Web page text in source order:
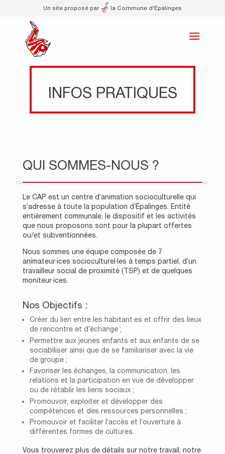
Un site proposé par la Commune d'Epalinges
INFOS PRATIQUES
QUI SOMMES-NOUS ?
Le CAP est un centre d’animation socioculturelle qui
s’adresse à toute la population d’Épalinges. Entité
entièrement communale, le dispositif et les activités
que nous proposons sont pour la plupart offertes
ou/et subventionnées.
Nous sommes une équipe composée de 7
animateur·ices socioculturel·les à temps partiel, d’un
travailleur social de proximité (TSP) et de quelques
moniteur·ices.
Nos Objectifs :
Créer du lien entre les habitant·es et offrir des lieux
de rencontre et d’échange ;
Permettre aux jeunes enfants et aux enfants de se
sociabiliser ainsi que de se familiariser avec la vie
de groupe ;
Favoriser les échanges, la communication, les
relations et la participation en vue de développer
ou de rétablir les liens sociaux ;
Promouvoir, exploiter et développer des
compétences et des ressources personnelles ;
Promouvoir et faciliter l’accès et l’ouverture à
différentes formes de cultures.
Vous trouverez plus de détails sur notre travail, notre